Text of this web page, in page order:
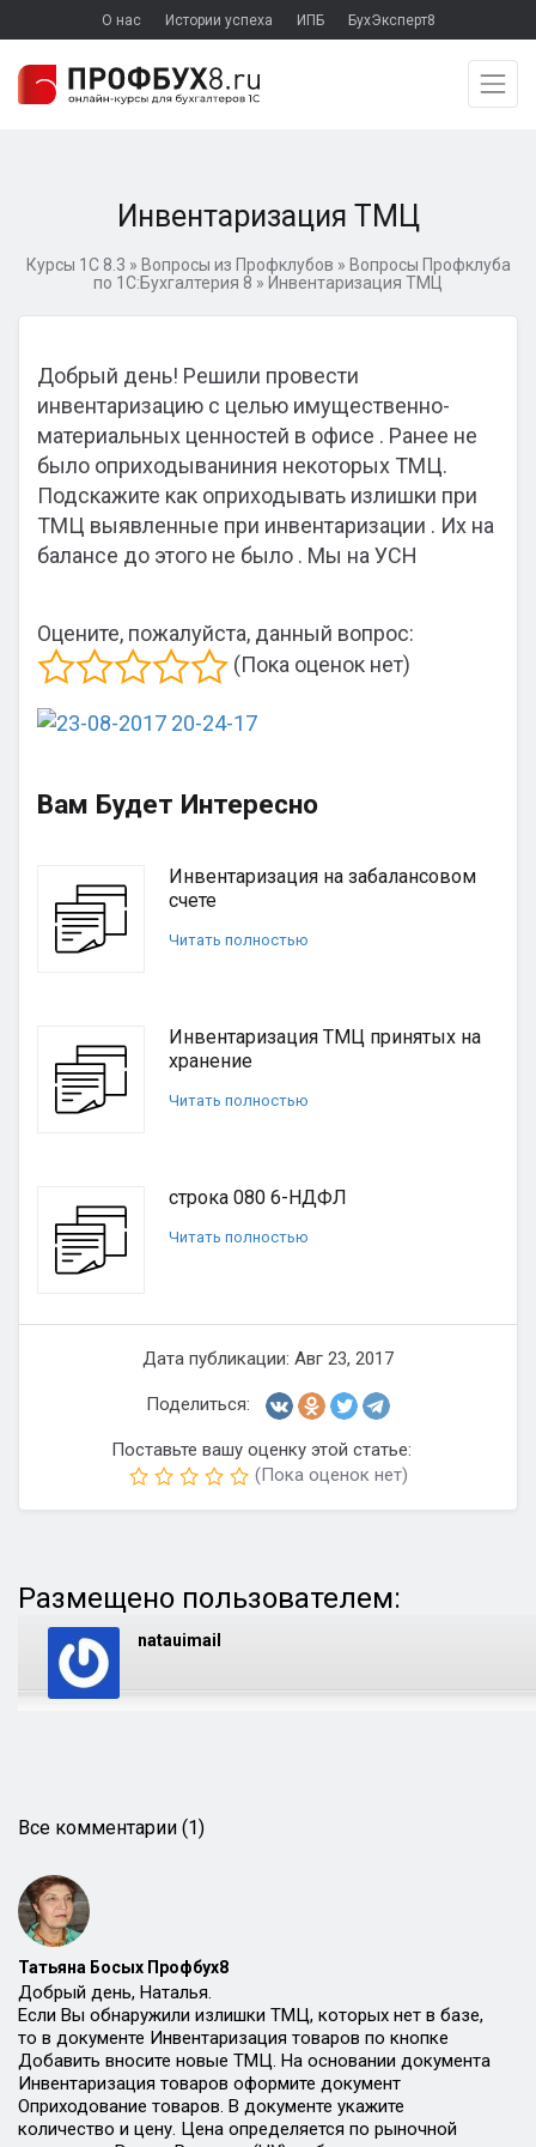
О нас Истории успеха ИПБ БухЭксперт8
Инвентаризация ТМЦ
Курсы 1С 8.3 » Вопросы из Профклубов » Вопросы Профклуба
по 1С:Бухгалтерия 8 » Инвентаризация ТМЦ
Добрый день! Решили провести
инвентаризацию с целью имущественно-
материальных ценностей в офисе . Ранее не
было оприходываниния некоторых ТМЦ.
Подскажите как оприходывать излишки при
ТМЦ выявленные при инвентаризации . Их на
балансе до этого не было . Мы на УСН
Оцените, пожалуйста, данный вопрос:
(Пока оценок нет)
Вам Будет Интересно
Инвентаризация на забалансовом
счете
Читать полностью
Инвентаризация ТМЦ принятых на
хранение
Читать полностью
строка 080 6-НДФЛ
Читать полностью
Дата публикации: Авг 23, 2017
Поделиться:
Поставьте вашу оценку этой статье:
(Пока оценок нет)
Размещено пользователем:
natauimail
Все комментарии (1)
Татьяна Босых Профбух8
Добрый день, Наталья.
Если Вы обнаружили излишки ТМЦ, которых нет в базе,
то в документе Инвентаризация товаров по кнопке
Добавить вносите новые ТМЦ. На основании документа
Инвентаризация товаров оформите документ
Оприходование товаров. В документе укажите
количество и цену. Цена определяется по рыночной